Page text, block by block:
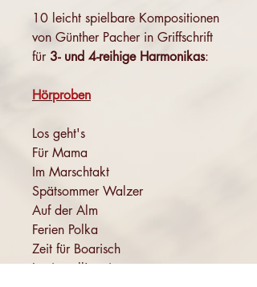
10 leicht spielbare Kompositionen
von Günther Pacher in Griffschrift
für 3- und 4-reihige Harmonikas:
Hörproben
Los geht's
Für Mama
Im Marschtakt
Spätsommer Walzer
Auf der Alm
Ferien Polka
Zeit für Boarisch
Lustig soll's sein